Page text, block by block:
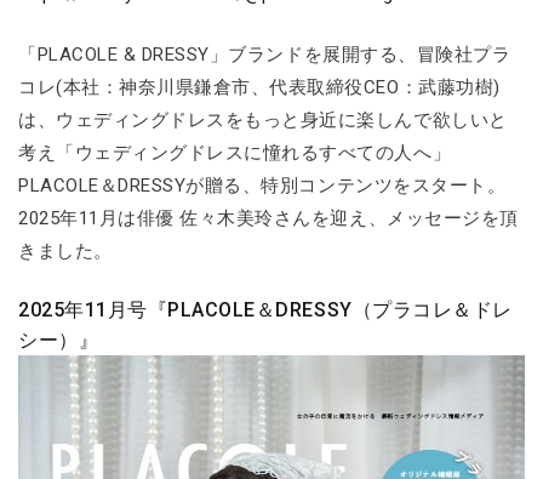
「PLACOLE & DRESSY」ブランドを展開する、冒険社プラ
コレ(本社：神奈川県鎌倉市、代表取締役CEO：武藤功樹)
は、ウェディングドレスをもっと身近に楽しんで欲しいと
考え「ウェディングドレスに憧れるすべての人へ」
PLACOLE＆DRESSYが贈る、特別コンテンツをスタート。
2025年11月は俳優 佐々木美玲さんを迎え、メッセージを頂
きました。
2025年11月号『PLACOLE＆DRESSY（プラコレ＆ドレ
シー）』